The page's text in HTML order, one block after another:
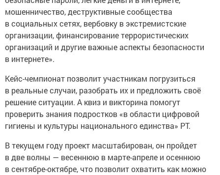
мошенничество, деструктивные сообщества
в социальных сетях, вербовку в экстремистские
организации, финансирование террористических
организаций и другие важные аспекты безопасности
в интернете».
Кейс-чемпионат позволит участникам погрузиться
в реальные случаи, разобрать их и предложить своё
решение ситуации. А квиз и викторина помогут
проверить знания подростков «в области цифровой
гигиены и культуры национального единства» РТ.
В текущем году проект масштабирован, он пройдет
в две волны — весеннюю в марте-апреле и осеннюю
в сентябре-октябре, что позволит охватить как можно